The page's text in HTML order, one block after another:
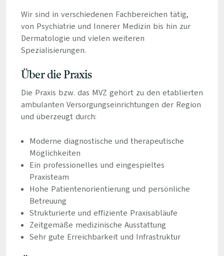
Wir sind in verschiedenen Fachbereichen tätig,
von Psychiatrie und Innerer Medizin bis hin zur
Dermatologie und vielen weiteren
Spezialisierungen.
Über die Praxis
Die Praxis bzw. das MVZ gehört zu den etablierten
ambulanten Versorgungseinrichtungen der Region
und überzeugt durch:
Moderne diagnostische und therapeutische
Möglichkeiten
Ein professionelles und eingespieltes
Praxisteam
Hohe Patientenorientierung und persönliche
Betreuung
Strukturierte und effiziente Praxisabläufe
Zeitgemäße medizinische Ausstattung
Sehr gute Erreichbarkeit und Infrastruktur